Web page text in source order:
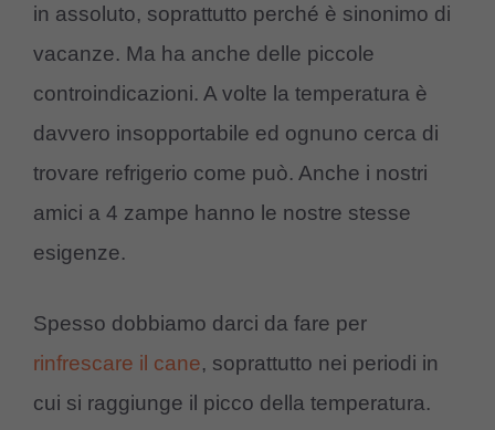
in assoluto, soprattutto perché è sinonimo di
vacanze. Ma ha anche delle piccole
controindicazioni. A volte la temperatura è
davvero insopportabile ed ognuno cerca di
trovare refrigerio come può. Anche i nostri
amici a 4 zampe hanno le nostre stesse
esigenze.
Spesso dobbiamo darci da fare per
rinfrescare il cane, soprattutto nei periodi in
cui si raggiunge il picco della temperatura.